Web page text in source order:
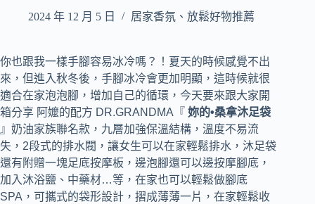
2024 年 12 月 5 日 居家香氛、放鬆好物推薦
你也跟我一樣手腳容易冰冷嗎？！夏天的時候感覺不出
來，但進入秋冬後，手腳冰冷會更加明顯，這時候就很
適合在家泡泡腳，增加自己的循環，今天要來跟大家開
箱分享 阿嬤的配方 DR.GRANDMA『 妳的•桑拿沐足袋
』奶油家族聯名款，九層加強保溫結構，溫度不易流
失，2段式的排水閥，讓女生可以在家輕鬆排水，沐足袋
還有附贈一塊足底按摩板，邊泡腳還可以邊按摩腳底，
加入沐浴鹽、中藥材…等，在家也可以輕鬆做腳底
SPA，可攜式的袋形設計，摺成薄薄一片，在家輕鬆收